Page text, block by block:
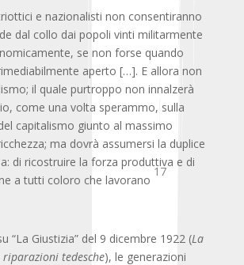
e nazionalisti non consentiranno
dal collo dai popoli vinti militarmente
se non forse quando
aperto […]. E allora non
il quale purtroppo non innalzerà
come una volta sperammo, sulla
capitalismo giunto al massimo
ma dovrà assumersi la duplice
di ricostruire la forza produttiva e di
a tutti coloro che lavorano
17
“La Giustizia” del 9 dicembre 1922 (La
tedesche), le generazioni